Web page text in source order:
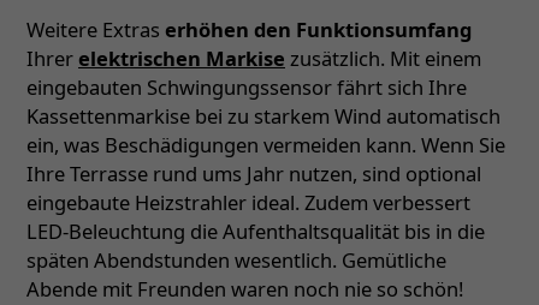
Weitere Extras erhöhen den Funktionsumfang
Ihrer elektrischen Markise zusätzlich. Mit einem
eingebauten Schwingungssensor fährt sich Ihre
Kassettenmarkise bei zu starkem Wind automatisch
ein, was Beschädigungen vermeiden kann. Wenn Sie
Ihre Terrasse rund ums Jahr nutzen, sind optional
eingebaute Heizstrahler ideal. Zudem verbessert
LED-Beleuchtung die Aufenthaltsqualität bis in die
späten Abendstunden wesentlich. Gemütliche
Abende mit Freunden waren noch nie so schön!